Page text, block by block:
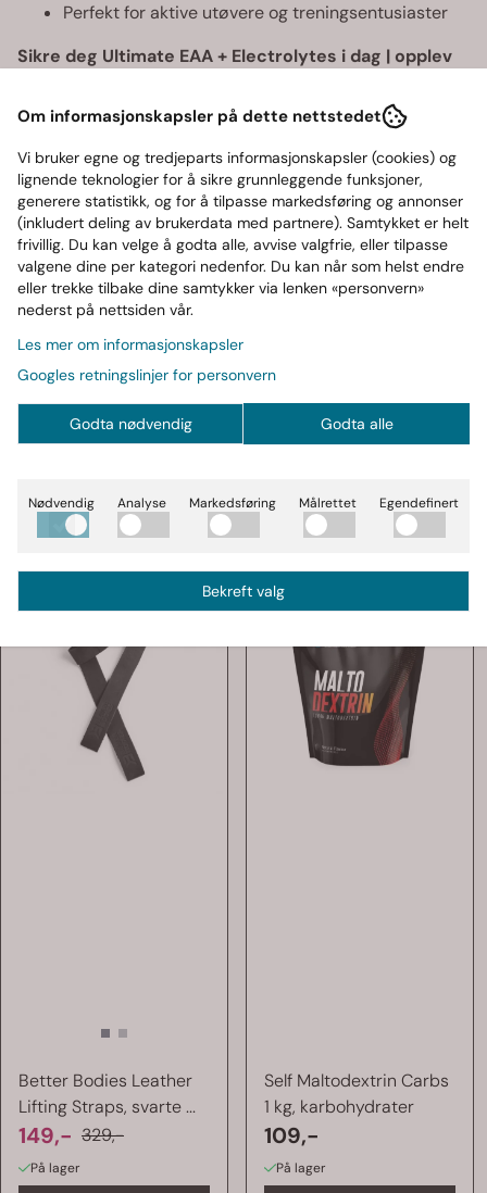
Perfekt for aktive utøvere og treningsentusiaster
Sikre deg Ultimate EAA + Electrolytes i dag | opplev
Næringsinnhold
Ofte kjøp sammen med
SOMMERSALG
-55%
Better Bodies Leather
Lifting Straps, svarte ...
149,- 329,-
På lager
Self Maltodextrin Carbs
1 kg, karbohydrater
109,-
På lager
Om informasjonskapsler på dette nettstedet
Vi bruker egne og tredjeparts informasjonskapsler (cookies) og
lignende teknologier for å sikre grunnleggende funksjoner,
generere statistikk, og for å tilpasse markedsføring og annonser
(inkludert deling av brukerdata med partnere). Samtykket er helt
frivillig. Du kan velge å godta alle, avvise valgfrie, eller tilpasse
valgene dine per kategori nedenfor. Du kan når som helst endre
eller trekke tilbake dine samtykker via lenken «personvern»
nederst på nettsiden vår.
Les mer om informasjonskapsler
Googles retningslinjer for personvern
Godta nødvendig Godta alle
Nødvendig Analyse Markedsføring Målrettet Egendefinert
Bekreft valg